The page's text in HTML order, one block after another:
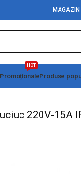
MAGAZIN
HOT
Produse
220V-15A